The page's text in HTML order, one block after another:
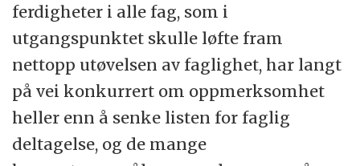
ferdigheter i alle fag, som i
utgangspunktet skulle løfte fram
nettopp utøvelsen av faglighet, har langt
på vei konkurrert om oppmerksomhet
heller enn å senke listen for faglig
deltagelse, og de mange